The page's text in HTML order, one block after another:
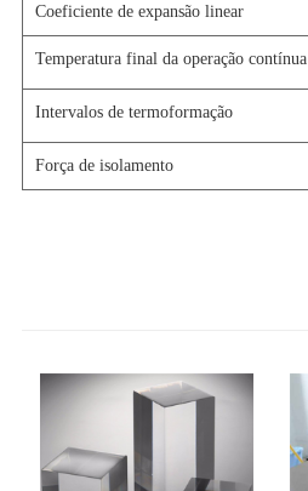
Coeficiente de expansão linear
Temperatura final da operação contínua
Intervalos de termoformação
Força de isolamento